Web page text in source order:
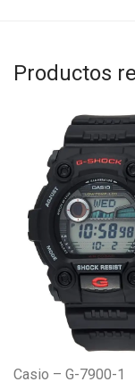
Productos
Casio – G-7900-1